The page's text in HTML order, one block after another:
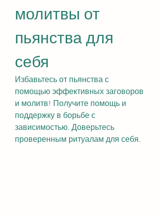
молитвы от
пьянства для
себя
Избавьтесь от пьянства с
помощью эффективных заговоров
и молитв! Получите помощь и
поддержку в борьбе с
зависимостью. Доверьтесь
проверенным ритуалам для себя.